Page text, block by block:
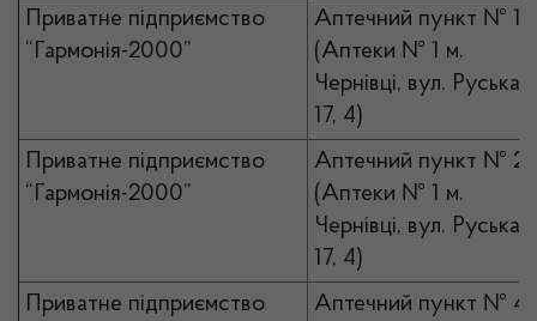
Приватне підприємство
“Гармонія-2000”
Аптечний пункт № 1
(Аптеки № 1 м.
Чернівці, вул. Руська,
17, 4)
Приватне підприємство
“Гармонія-2000”
Аптечний пункт № 2
(Аптеки № 1 м.
Чернівці, вул. Руська,
17, 4)
Приватне підприємство
Аптечний пункт № 4